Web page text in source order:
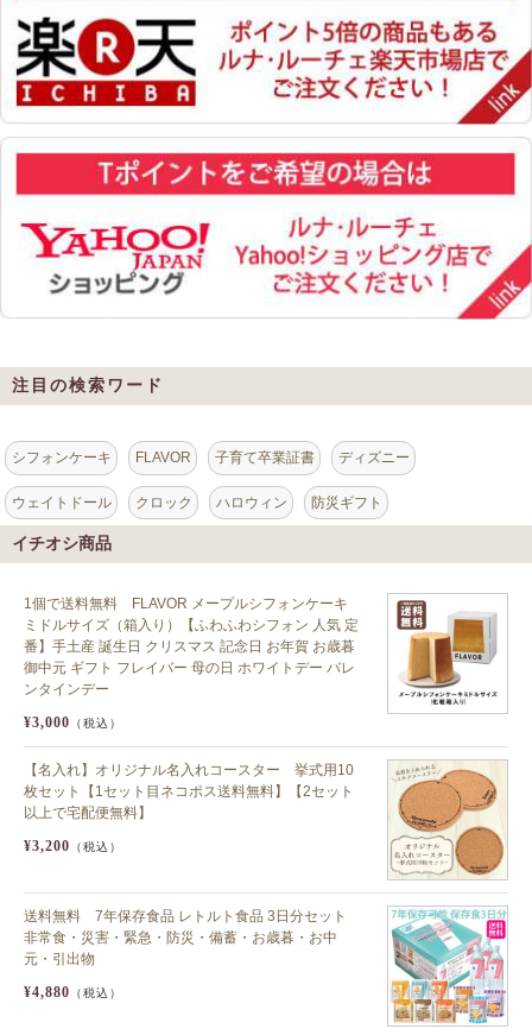
注目の検索ワード
シフォンケーキ FLAVOR 子育て卒業証書 ディズニー
ウェイトドール クロック ハロウィン 防災ギフト
イチオシ商品
1個で送料無料 FLAVOR メープルシフォンケーキ
ミドルサイズ（箱入り）【ふわふわシフォン 人気 定
番】手土産 誕生日 クリスマス 記念日 お年賀 お歳暮
御中元 ギフト フレイバー 母の日 ホワイトデー バレ
ンタインデー
¥3,000 （税込）
【名入れ】オリジナル名入れコースター 挙式用10
枚セット【1セット目ネコポス送料無料】【2セット
以上で宅配便無料】
¥3,200 （税込）
送料無料 7年保存食品 レトルト食品 3日分セット
非常食・災害・緊急・防災・備蓄・お歳暮・お中
元・引出物
¥4,880 （税込）